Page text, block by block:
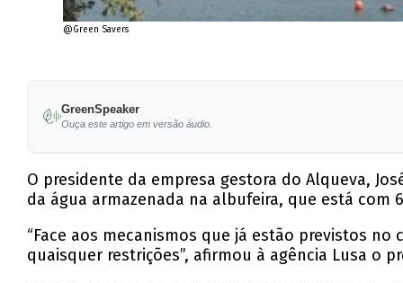
@Green Savers
GreenSpeaker
Ouça este artigo em versão áudio.
O presidente da empresa gestora do Alqueva,
da água armazenada na albufeira, que está com
“Face aos mecanismos que já estão previstos
quaisquer restrições”, afirmou à agência Lusa o